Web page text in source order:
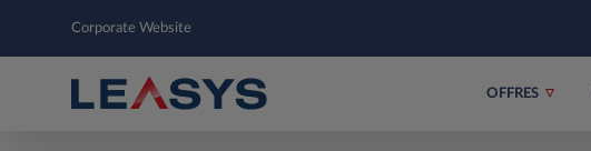
Corporate Website
OFFRES